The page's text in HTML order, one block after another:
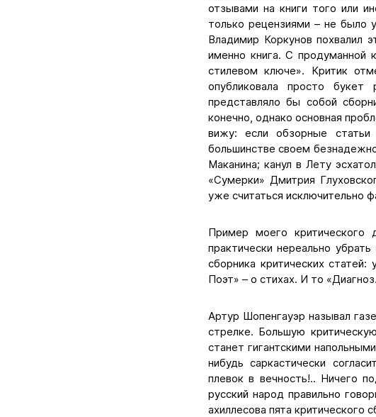
отзывами на книги того или
только рецензиями – не было
Владимир Коркунов похвалил
именно книга. С продуманной
стилевом ключе». Критик
опубликовала просто
представляло бы собой
конечно, однако основная
вижу: если обзорные
большинстве своем
Маканина; канул в Лету
«Сумерки» Дмитрия
уже считаться исключительно
Пример моего критического
практически нереально
сборника критических
Поэт» – о стихах. И то
Артур Шопенгауэр называл
стрелке. Большую
станет гигантскими
нибудь саркастически
плевок в вечность!.. Ничего
русский народ правильно
ахиллесова пята критического